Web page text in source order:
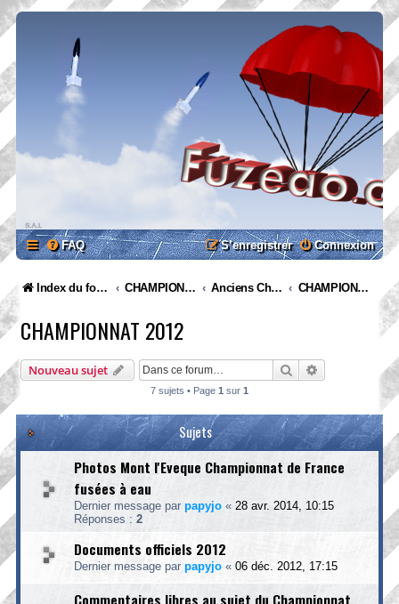
FAQ Connexion
S’enregistrer
Index du forum CHAMPIONNATS Anciens Championnats CHAMPIONNAT 2012
CHAMPIONNAT 2012
Nouveau sujet RechercherRecherche
7 sujets • Page 1 sur 1
Sujets
Photos Mont l'Eveque Championnat de France
fusées à eau
Dernier message par papyjo « 28 avr. 2014, 10:15
Réponses : 2
Documents officiels 2012
Dernier message par papyjo « 06 déc. 2012, 17:15
Commentaires libres au sujet du Championnat